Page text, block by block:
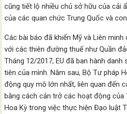
cũng tiết lộ nhiều chủ sở hữu của cải
của các quan chức Trung Quốc và
Các bài báo đã khiến Mỹ và Liên minh
với các thiên đường thuế như Quần
Tháng 12/2017, EU đã ban hành
tiên của mình. Năm sau, Bộ Tư pháp
động quy mô lớn nhất, liên quan đến
bằng cách cản trở các hoạt động của
Hoa Kỳ trong việc thực hiện Đạo luật